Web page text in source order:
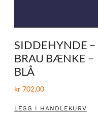
SIDDEHYNDE –
BRAU BÆNKE –
BLÅ
kr702,00
LEGG I HANDLEKURV